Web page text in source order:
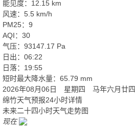
能见度：12.15 km
风速：5.5 km/h
PM25：9
AQI：30
气压：93147.17 Pa
日出：06:22
日落：19:55
短时最大降水量：65.79 mm
2026年08月06日 星期四 马年六月廿四
绵竹天气预报24小时详情
未来二十四小时天气走势图
现在